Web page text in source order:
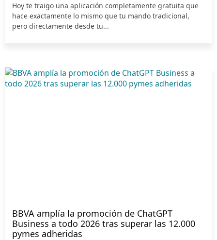
Hoy te traigo una aplicación completamente gratuita que
hace exactamente lo mismo que tu mando tradicional,
pero directamente desde tu...
BBVA amplía la promoción de ChatGPT
Business a todo 2026 tras superar las 12.000
pymes adheridas